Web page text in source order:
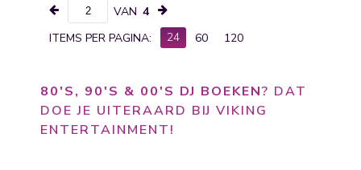
VAN 4
ITEMS PER PAGINA:
24 60 120
80'S, 90'S & 00'S DJ BOEKEN? DAT
DOE JE UITERAARD BIJ VIKING
ENTERTAINMENT!